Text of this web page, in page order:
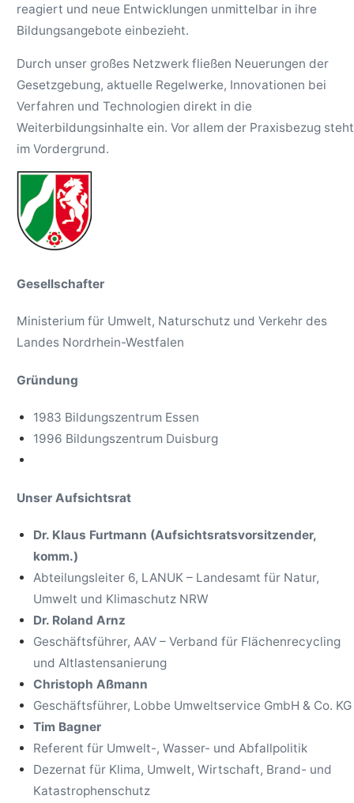
reagiert und neue Entwicklungen unmittelbar in ihre
Bildungsangebote einbezieht.
Durch unser großes Netzwerk fließen Neuerungen der
Gesetzgebung, aktuelle Regelwerke, Innovationen bei
Verfahren und Technologien direkt in die
Weiterbildungsinhalte ein. Vor allem der Praxisbezug steht
im Vordergrund.
Gesellschafter
Ministerium für Umwelt, Naturschutz und Verkehr des
Landes Nordrhein-Westfalen
Gründung
1983 Bildungszentrum Essen
1996 Bildungszentrum Duisburg
Unser Aufsichtsrat
Dr. Klaus Furtmann (Aufsichtsratsvorsitzender,
komm.)
Abteilungsleiter 6, LANUK – Landesamt für Natur,
Umwelt und Klimaschutz NRW
Dr. Roland Arnz
Geschäftsführer, AAV – Verband für Flächenrecycling
und Altlastensanierung
Christoph Aßmann
Geschäftsführer, Lobbe Umweltservice GmbH & Co. KG
Tim Bagner
Referent für Umwelt-, Wasser- und Abfallpolitik
Dezernat für Klima, Umwelt, Wirtschaft, Brand- und
Katastrophenschutz